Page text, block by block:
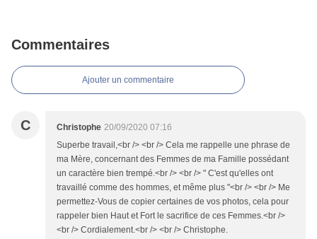
Commentaires
Ajouter un commentaire
C Christophe 20/09/2020 07:16
Superbe travail,<br /> <br /> Cela me rappelle une phrase de
ma Mère, concernant des Femmes de ma Famille possédant
un caractère bien trempé.<br /> <br /> " C'est qu'elles ont
travaillé comme des hommes, et même plus "<br /> <br /> Me
permettez-Vous de copier certaines de vos photos, cela pour
rappeler bien Haut et Fort le sacrifice de ces Femmes.<br />
<br /> Cordialement.<br /> <br /> Christophe.